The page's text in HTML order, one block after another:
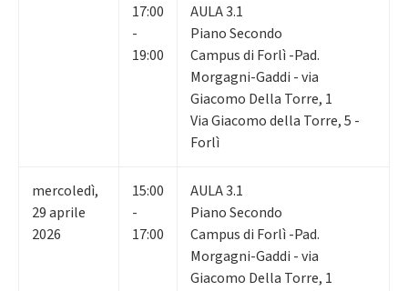
17:00
-
19:00
AULA 3.1
Piano Secondo
Campus di Forlì -Pad.
Morgagni-Gaddi - via
Giacomo Della Torre, 1
Via Giacomo della Torre, 5 -
Forlì
mercoledì,
29aprile
2026
15:00
-
17:00
AULA 3.1
Piano Secondo
Campus di Forlì -Pad.
Morgagni-Gaddi - via
Giacomo Della Torre, 1